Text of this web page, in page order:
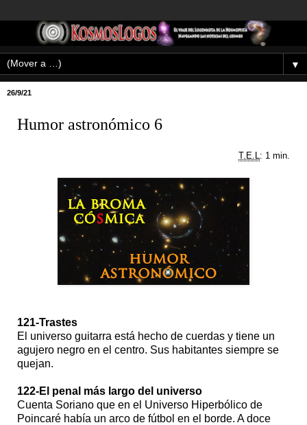
▼
26/9/21
Humor astronómico 6
T.E.L : 1 min.
121-Trastes
El universo guitarra está hecho de cuerdas y tiene un
agujero negro en el centro. Sus habitantes siempre se
quejan.
122-El penal más largo del universo
Cuenta Soriano que en el Universo Hiperbólico de
Poincaré había un arco de fútbol en el borde. A doce